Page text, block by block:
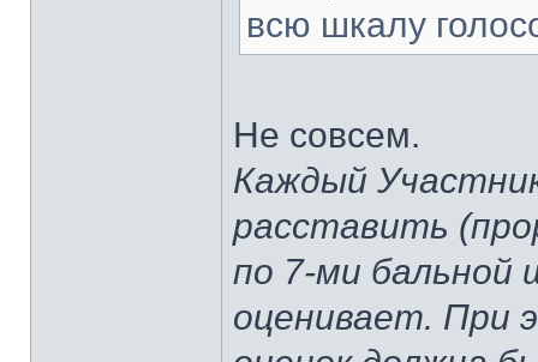
всю шкалу
Не совсем.
Каждый
расставить
по 7-ми бальной
оценивает. При